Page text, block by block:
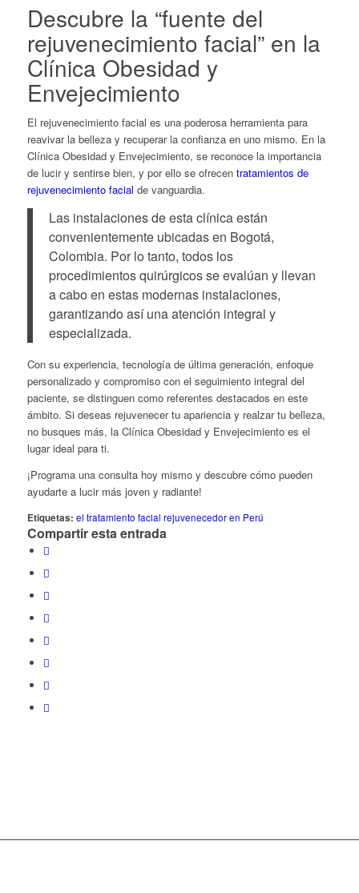
Descubre la “fuente del
rejuvenecimiento facial” en la
Clínica Obesidad y
Envejecimiento
El rejuvenecimiento facial es una poderosa herramienta para
reavivar la belleza y recuperar la confianza en uno mismo. En la
Clínica Obesidad y Envejecimiento, se reconoce la importancia
de lucir y sentirse bien, y por ello se ofrecen tratamientos de
rejuvenecimiento facial de vanguardia.
Las instalaciones de esta clínica están
convenientemente ubicadas en Bogotá,
Colombia. Por lo tanto, todos los
procedimientos quirúrgicos se evalúan y llevan
a cabo en estas modernas instalaciones,
garantizando así una atención integral y
especializada.
Con su experiencia, tecnología de última generación, enfoque
personalizado y compromiso con el seguimiento integral del
paciente, se distinguen como referentes destacados en este
ámbito. Si deseas rejuvenecer tu apariencia y realzar tu belleza,
no busques más, la Clínica Obesidad y Envejecimiento es el
lugar ideal para ti.
¡Programa una consulta hoy mismo y descubre cómo pueden
ayudarte a lucir más joven y radiante!
Etiquetas: el tratamiento facial rejuvenecedor en Perú
Compartir esta entrada